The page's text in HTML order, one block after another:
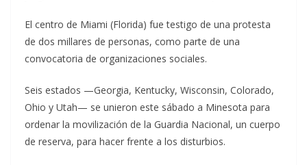
El centro de Miami (Florida) fue testigo de una protesta
de dos millares de personas, como parte de una
convocatoria de organizaciones sociales.
Seis estados —Georgia, Kentucky, Wisconsin, Colorado,
Ohio y Utah— se unieron este sábado a Minesota para
ordenar la movilización de la Guardia Nacional, un cuerpo
de reserva, para hacer frente a los disturbios.